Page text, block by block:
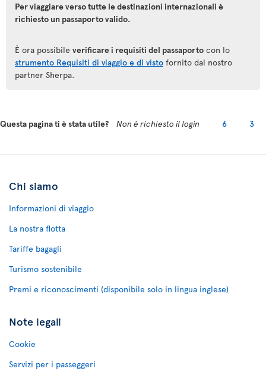
Per viaggiare verso tutte le destinazioni internazionali è
richiesto un passaporto valido.
È ora possibile verificare i requisiti del passaporto con lo
strumento Requisiti di viaggio e di visto fornito dal nostro
partner Sherpa.
Questa pagina ti è stata utile? Non è richiesto il login 6 3
Chi siamo
Informazioni di viaggio
La nostra flotta
Tariffe bagagli
Turismo sostenibile
Premi e riconoscimenti (disponibile solo in lingua inglese)
Note legali
Cookie
Servizi per i passeggeri